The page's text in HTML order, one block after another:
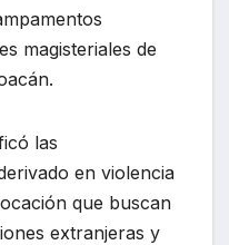
magisteriales de
las
en violencia
que buscan
extranjeras y